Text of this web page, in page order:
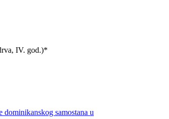
IV. god.)*
samostana u